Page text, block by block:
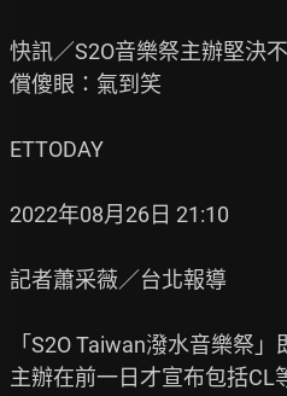
快訊／S2O音樂祭主辦堅決
償傻眼：氣到笑
ETTODAY
2022年08月26日 21:10
記者蕭采薇／台北報導
「S2O Taiwan潑水音樂祭
主辦在前一日才宣布包括CL